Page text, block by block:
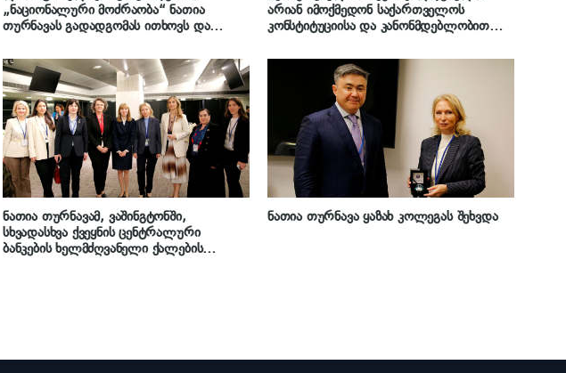
„ნაციონალური მოძრაობა“ ნათია
თურნავას გადადგომას ითხოვს და
იწყებს
არიან იმოქმედონ საქართველოს
კონსტიტუციისა და კანონმდებლობით
ნათია თურნავა „იმედისა“ და POSTV-ის
დასანქცირებაზე
ნათია თურნავამ, ვაშინგტონში,
სხვადასხვა ქვეყნის ცენტრალური
ბანკების ხელმძღვანელი ქალების
ნათია თურნავა ყაზახ კოლეგას შეხვდა